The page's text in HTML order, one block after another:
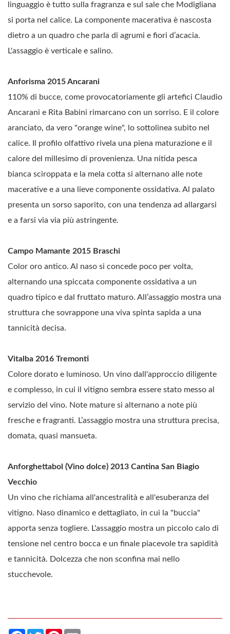
linguaggio è tutto sulla fragranza e sul sale che Modigliana
si porta nel calice. La componente macerativa è nascosta
dietro a un quadro che parla di agrumi e fiori d’acacia.
L'assaggio è verticale e salino.
Anforisma 2015 Ancarani
110% di bucce, come provocatoriamente gli artefici Claudio
Ancarani e Rita Babini rimarcano con un sorriso. E il colore
aranciato, da vero "orange wine", lo sottolinea subito nel
calice. Il profilo olfattivo rivela una piena maturazione e il
calore del millesimo di provenienza. Una nitida pesca
bianca sciroppata e la mela cotta si alternano alle note
macerative e a una lieve componente ossidativa. Al palato
presenta un sorso saporito, con una tendenza ad allargarsi
e a farsi via via più astringente.
Campo Mamante 2015 Braschi
Color oro antico. Al naso si concede poco per volta,
alternando una spiccata componente ossidativa a un
quadro tipico e dal fruttato maturo. All’assaggio mostra una
struttura che sovrappone una viva spinta sapida a una
tannicità decisa.
Vitalba 2016 Tremonti
Colore dorato e luminoso. Un vino dall'approccio diligente
e complesso, in cui il vitigno sembra essere stato messo al
servizio del vino. Note mature si alternano a note più
fresche e fragranti. L’assaggio mostra una struttura precisa,
domata, quasi mansueta.
Anforghettabol (Vino dolce) 2013 Cantina San Biagio
Vecchio
Un vino che richiama all'ancestralità e all'esuberanza del
vitigno. Naso dinamico e dettagliato, in cui la "buccia"
apporta senza togliere. L'assaggio mostra un piccolo calo di
tensione nel centro bocca e un finale piacevole tra sapidità
e tannicità. Dolcezza che non sconfina mai nello
stucchevole.